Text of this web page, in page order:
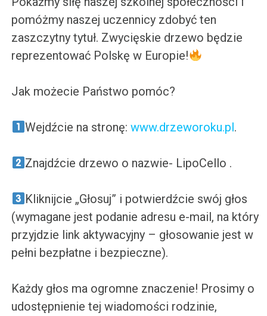
pomóżmy naszej uczennicy zdobyć ten
zaszczytny tytuł. Zwycięskie drzewo będzie
reprezentować Polskę w Europie!
Jak możecie Państwo pomóc?
Wejdźcie na stronę:www.drzeworoku.pl.
Znajdźcie drzewo o nazwie- LipoCello .
Kliknijcie „Głosuj” i potwierdźcie swój głos
(wymagane jest podanie adresu e-mail, na który
przyjdzie link aktywacyjny – głosowanie jest w
pełni bezpłatne i bezpieczne).
Każdy głos ma ogromne znaczenie! Prosimy o
udostępnienie tej wiadomości rodzinie,